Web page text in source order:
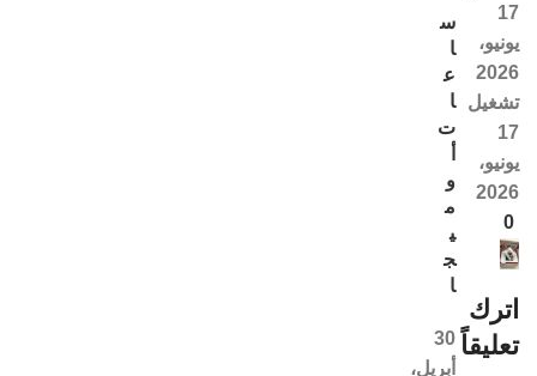
17
يونيو،
2026
تشغيل
17
يونيو،
2026
0
اترك
تعليقاً
س
ا
ع
ا
ت
و
م
ي
ج
ا
30
أبريل،